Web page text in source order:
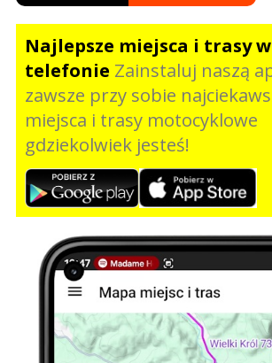
Najlepsze miejsca i trasy
telefonie Zainstaluj naszą
zawsze przy sobie
miejsca i trasy motocyklowe
gdziekolwiek jesteś!